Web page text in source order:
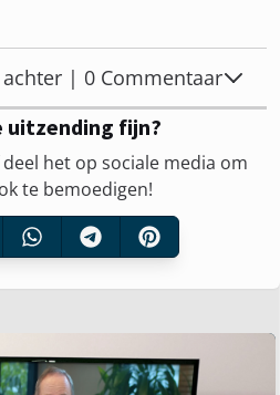
| 0 Commentaar
uitzending fijn?
het op sociale media om
te bemoedigen!